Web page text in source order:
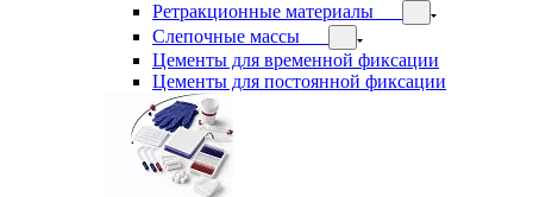
Ретракционные материалы
Слепочные массы
Цементы для временной фиксации
Цементы для постоянной фиксации